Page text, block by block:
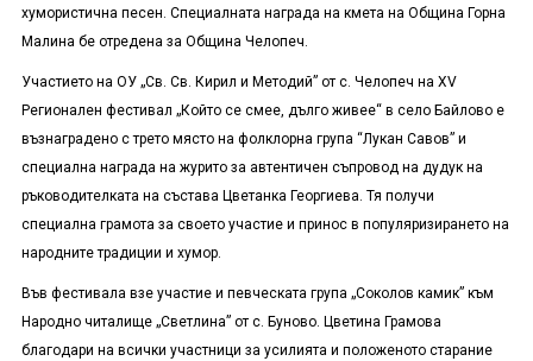
хумористична песен. Специалната награда на кмета на Община Горна
Малина бе отредена за Община Челопеч.
Участието на ОУ „Св. Св. Кирил и Методий” от с. Челопеч на XV
Регионален фестивал „Който се смее, дълго живее“ в село Байлово е
възнаградено с трето място на фолклорна група “Лукан Савов” и
специална награда на журито за автентичен съпровод на дудук на
ръководителката на състава Цветанка Георгиева. Тя получи
специална грамота за своето участие и принос в популяризирането на
народните традиции и хумор.
Във фестивала взе участие и певческата група „Соколов камик” към
Народно читалище „Светлина” от с. Буново. Цветина Грамова
благодари на всички участници за усилията и положеното старание